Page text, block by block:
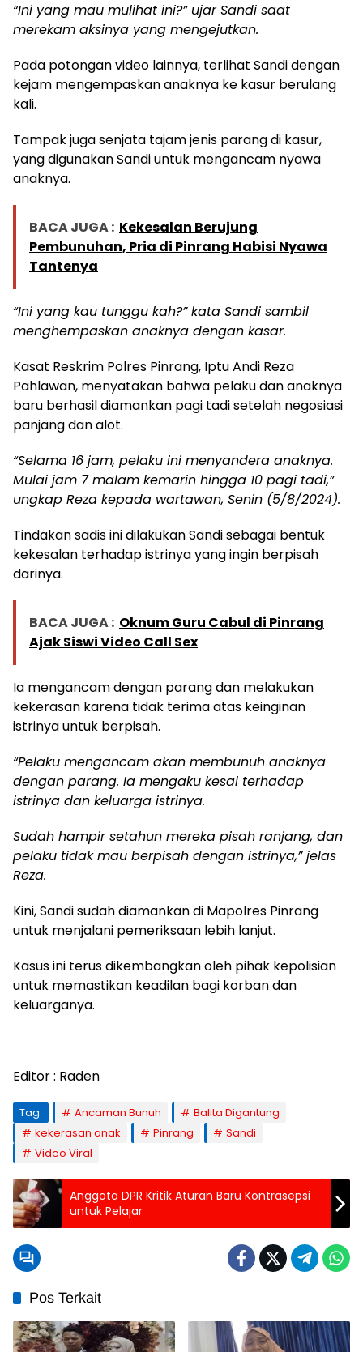
“Ini yang mau mulihat ini?” ujar Sandi saat
merekam aksinya yang mengejutkan.
Pada potongan video lainnya, terlihat Sandi dengan
kejam mengempaskan anaknya ke kasur berulang
kali.
Tampak juga senjata tajam jenis parang di kasur,
yang digunakan Sandi untuk mengancam nyawa
anaknya.
BACA JUGA : Kekesalan Berujung
Pembunuhan, Pria di Pinrang Habisi Nyawa
Tantenya
“Ini yang kau tunggu kah?” kata Sandi sambil
menghempaskan anaknya dengan kasar.
Kasat Reskrim Polres Pinrang, Iptu Andi Reza
Pahlawan, menyatakan bahwa pelaku dan anaknya
baru berhasil diamankan pagi tadi setelah negosiasi
panjang dan alot.
“Selama 16 jam, pelaku ini menyandera anaknya.
Mulai jam 7 malam kemarin hingga 10 pagi tadi,”
ungkap Reza kepada wartawan, Senin (5/8/2024).
Tindakan sadis ini dilakukan Sandi sebagai bentuk
kekesalan terhadap istrinya yang ingin berpisah
darinya.
BACA JUGA : Oknum Guru Cabul di Pinrang
Ajak Siswi Video Call Sex
Ia mengancam dengan parang dan melakukan
kekerasan karena tidak terima atas keinginan
istrinya untuk berpisah.
“Pelaku mengancam akan membunuh anaknya
dengan parang. Ia mengaku kesal terhadap
istrinya dan keluarga istrinya.
Sudah hampir setahun mereka pisah ranjang, dan
pelaku tidak mau berpisah dengan istrinya,” jelas
Reza.
Kini, Sandi sudah diamankan di Mapolres Pinrang
untuk menjalani pemeriksaan lebih lanjut.
Kasus ini terus dikembangkan oleh pihak kepolisian
untuk memastikan keadilan bagi korban dan
keluarganya.
Editor : Raden
Tag: Ancaman Bunuh
Balita Digantung
kekerasan anak
Pinrang
Sandi
Video Viral
Anggota DPR Kritik Aturan Baru Kontrasepsi
untuk Pelajar
Pos Terkait